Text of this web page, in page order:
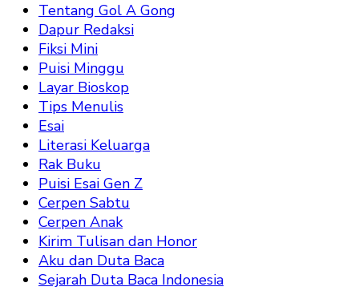
Tentang Gol A Gong
Dapur Redaksi
Fiksi Mini
Puisi Minggu
Layar Bioskop
Tips Menulis
Esai
Literasi Keluarga
Rak Buku
Puisi Esai Gen Z
Cerpen Sabtu
Cerpen Anak
Kirim Tulisan dan Honor
Aku dan Duta Baca
Sejarah Duta Baca Indonesia